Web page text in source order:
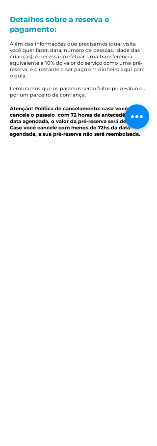
Detalhes sobre a reserva e
pagamento:
Além das informações que precisamos (qual visita
você quer fazer, data, número de pessoas, idade das
crianças), é necessário efetuar uma transferência
equivalente a 10% do valor do serviço como uma pré-
reserva, e o restante a ser pago em dinheiro aqui para
o guia.
Lembramos que os passeios serão feitos pelo Fábio ou
por um parceiro de confiança.
Atenção! Política de cancelamento: caso você
cancele o passeio com 72 horas de antecedência da
data agendada, o valor da pré-reserva será devolvido.
Caso você cancele com menos de 72hs da data
agendada, a sua pré-reserva não será reembolsada.